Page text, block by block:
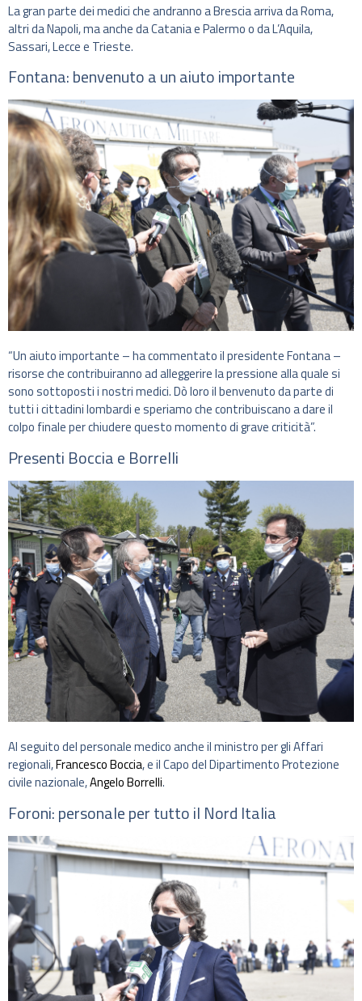
La gran parte dei medici che andranno a Brescia arriva da Roma,
altri da Napoli, ma anche da Catania e Palermo o da L’Aquila,
Sassari, Lecce e Trieste.
Fontana: benvenuto a un aiuto importante
“Un aiuto importante – ha commentato il presidente Fontana –
risorse che contribuiranno ad alleggerire la pressione alla quale si
sono sottoposti i nostri medici. Dò loro il benvenuto da parte di
tutti i cittadini lombardi e speriamo che contribuiscano a dare il
colpo finale per chiudere questo momento di grave criticità”.
Presenti Boccia e Borrelli
Al seguito del personale medico anche il ministro per gli Affari
regionali,Francesco Boccia, e il Capo del Dipartimento Protezione
civile nazionale,Angelo Borrelli.
Foroni: personale per tutto il Nord Italia